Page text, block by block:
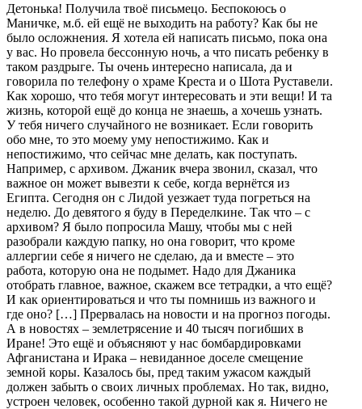
Детонька! Получила твоё письмецо. Беспокоюсь о
Маничке, м.б. ей ещё не выходить на работу? Как бы не
было осложнения. Я хотела ей написать письмо, пока она
у вас. Но провела бессонную ночь, а что писать ребенку в
таком раздрыге. Ты очень интересно написала, да и
говорила по телефону о храме Креста и о Шота Руставели.
Как хорошо, что тебя могут интересовать и эти вещи! И та
жизнь, которой ещё до конца не знаешь, а хочешь узнать.
У тебя ничего случайного не возникает. Если говорить
обо мне, то это моему уму непостижимо. Как и
непостижимо, что сейчас мне делать, как поступать.
Например, с архивом. Джаник вчера звонил, сказал, что
важное он может вывезти к себе, когда вернётся из
Египта. Сегодня он с Лидой уезжает туда погреться на
неделю. До девятого я буду в Переделкине. Так что – с
архивом? Я было попросила Машу, чтобы мы с ней
разобрали каждую папку, но она говорит, что кроме
аллергии себе я ничего не сделаю, да и вместе – это
работа, которую она не подымет. Надо для Джаника
отобрать главное, важное, скажем все тетрадки, а что ещё?
И как ориентироваться и что ты помнишь из важного и
где оно? […] Прервалась на новости и на прогноз погоды.
А в новостях – землетрясение и 40 тысяч погибших в
Иране! Это ещё и объясняют у нас бомбардировками
Афганистана и Ирака – невиданное доселе смещение
земной коры. Казалось бы, пред таким ужасом каждый
должен забыть о своих личных проблемах. Но так, видно,
устроен человек, особенно такой дурной как я. Ничего не